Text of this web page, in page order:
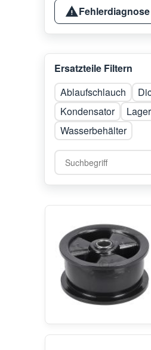
Fehlerdiagnose
Ersatzteile Filtern
Ablaufschlauch
Kondensator
Lager
Wasserbehälter